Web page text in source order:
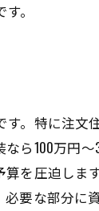
。
。特に注
ら100万円
を圧迫し
要な部分に